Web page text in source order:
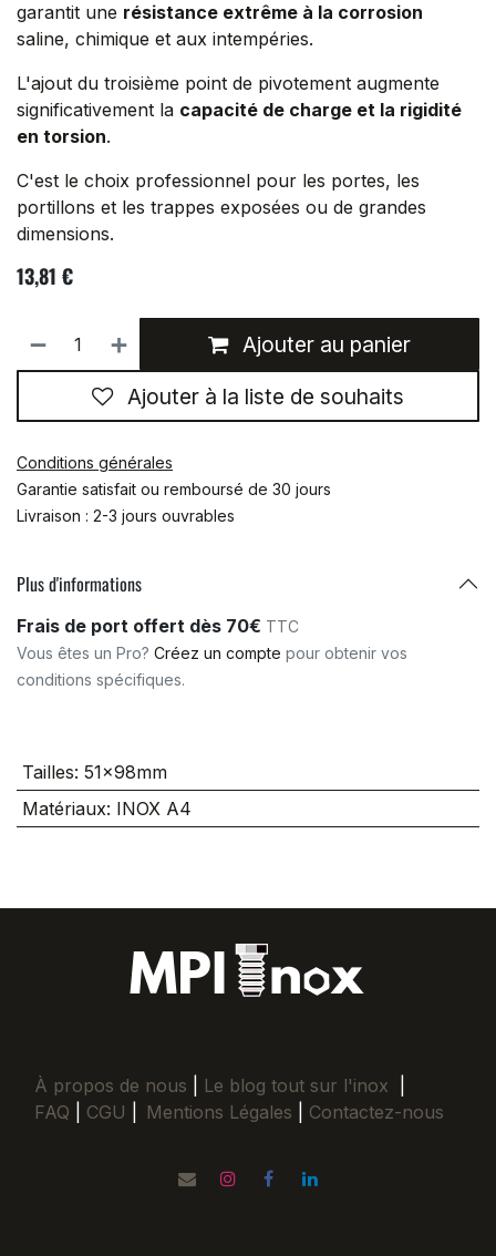
garantit une résistance extrême à la corrosion
saline, chimique et aux intempéries.
L'ajout du troisième point de pivotement augmente
significativement la capacité de charge et la rigidité
en torsion.
C'est le choix professionnel pour les portes, les
portillons et les trappes exposées ou de grandes
dimensions.
13,81 €
Ajouter au panier
Ajouter à la liste de souhaits
Conditions générales
Garantie satisfait ou remboursé de 30 jours
Livraison : 2-3 jours ouvrables
Plus d'informations
Frais de port offert dès 70€ TTC
Vous êtes un Pro? Créez un compte pour obtenir vos
conditions spécifiques.
Tailles: 51x98mm
Matériaux: INOX A4
À propos de nous Le blog tout sur l'inox
FAQ
CGU Mentions Légales Contactez-nous